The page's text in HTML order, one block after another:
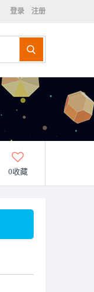
登录 注册
0收藏